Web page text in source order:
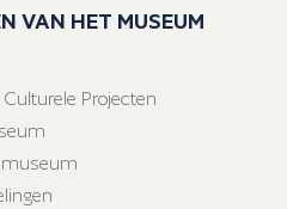
VAN HET MUSEUM
Projecten
museum